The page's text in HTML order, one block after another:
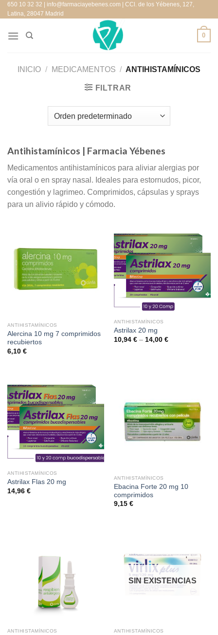
Saltar
al
contenido
650 10 32 32 | info@farmaciayebenes.com | CCl. de los Yébenes, 127,
Latina, 28047 Madrid
0
INICIO / MEDICAMENTOS / ANTIHISTAMÍNICOS
FILTRAR
Antihistamínicos | Farmacia Yébenes
Medicamentos antihistamínicos para aliviar alergias por
vía oral o en spray nasal. Ideales para estornudos, picor,
congestión y lagrimeo. Comprimidos, cápsulas y sprays
para un alivio rápido y cómodo.
ANTIHISTAMÍNICOS
Alercina 10 mg 7 comprimidos
recubiertos
6,10 €
ANTIHISTAMÍNICOS
Astrilax 20 mg
10,94 €– 14,00 €
ANTIHISTAMÍNICOS
Astrilax Flas 20 mg
14,96 €
ANTIHISTAMÍNICOS
Ebacina Forte 20 mg 10
comprimidos
9,15 €
ANTIHISTAMÍNICOS
SIN EXISTENCIAS
ANTIHISTAMÍNICOS